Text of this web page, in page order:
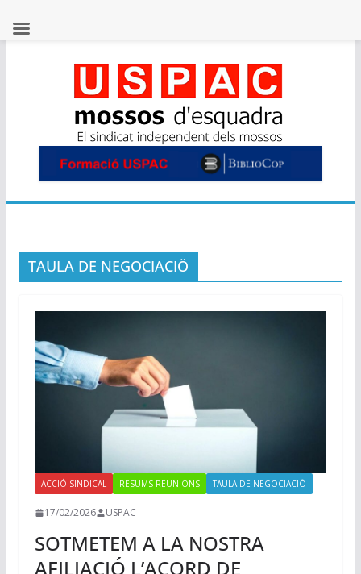
TAULA DE NEGOCIACIÖ
ACCIÓ SINDICAL RESUMS REUNIONS TAULA DE NEGOCIACIÖ
17/02/2026 USPAC
SOTMETEM A LA NOSTRA
AFILIACIÓ L’ACORD DE